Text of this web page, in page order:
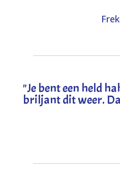
"Je bent een held
briljant dit weer.